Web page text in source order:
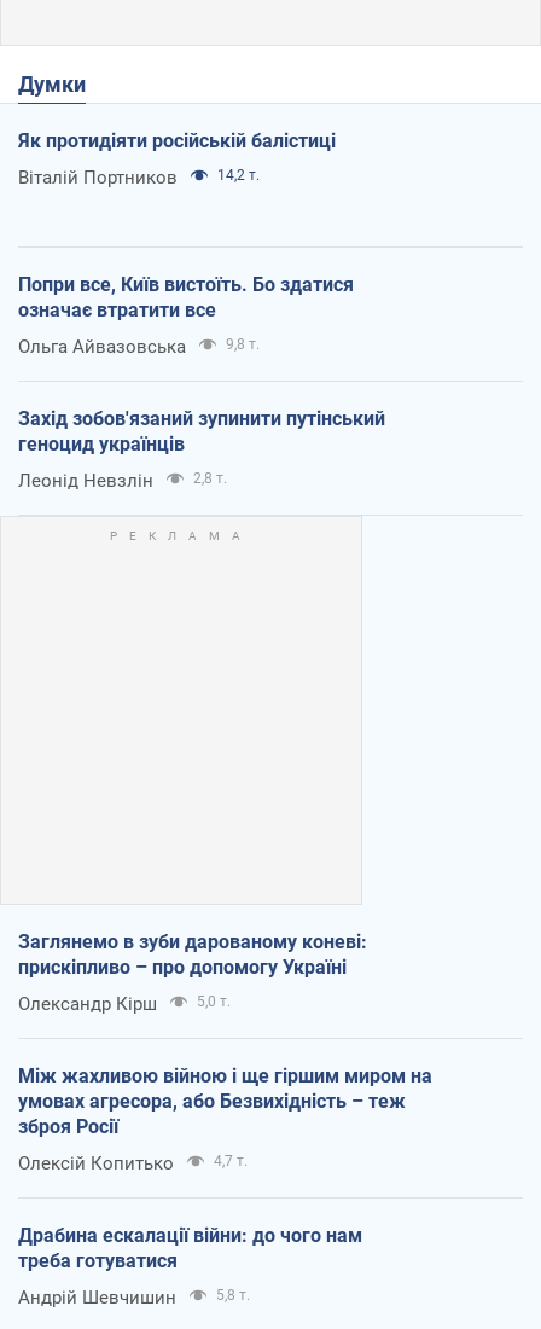
Думки
Як протидіяти російській балістиці
Віталій Портников 14,2 т.
Попри все, Київ вистоїть. Бо здатися
означає втратити все
Ольга Айвазовська 9,8 т.
Захід зобов'язаний зупинити путінський
геноцид українців
Леонід Невзлін 2,8 т.
Заглянемо в зуби дарованому коневі:
прискіпливо – про допомогу Україні
Олександр Кірш 5,0 т.
Між жахливою війною і ще гіршим миром на
умовах агресора, або Безвихідність – теж
зброя Росії
Олексій Копитько 4,7 т.
Драбина ескалації війни: до чого нам
треба готуватися
Андрій Шевчишин 5,8 т.